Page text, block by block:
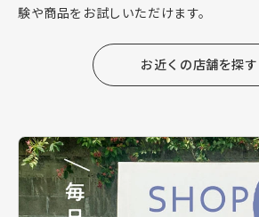
験や商品をお試しいただけます。
お近くの店舗を探す